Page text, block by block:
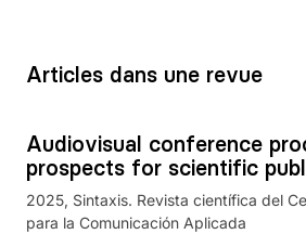
Articles dans une revue
Audiovisual conference
prospects for scientific
2025 Sintaxis. Revista científica del
para la Comunicación Aplicada